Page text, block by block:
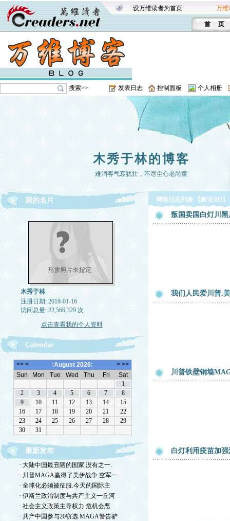
设万维读者为首页 万维
首 页
搜索>> 发表日志 控制面板 个人相册
木秀于林的博客
难消客气衰犹壮，不尽尘心老尚童
我的名片
木秀于林
注册日期: 2019-01-16
访问总量: 22,566,329 次
点击查看我的个人资料
Calendar
最新发布
· 大陆中国最丑陋的国家.没有之一.
· 川普MAGA赢得了美伊战争.空军一
· 全球化必须被征服.今天的国际主
· 伊斯兰政治制度与共产主义一丘河
· 社会主义政策主导权力.危机会恶
· 共产中国参与20窃选.MAGA警告驴
网络日志列表 【政论383】
叛国卖国白灯川
我们人民爱川普.
川普铁壁铜墙
白灯利用疫苗加